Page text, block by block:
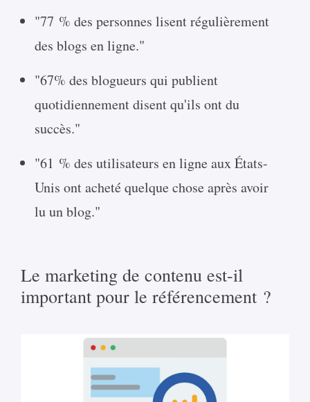
"77 % des personnes lisent régulièrement
des blogs en ligne."
"67% des blogueurs qui publient
quotidiennement disent qu'ils ont du
succès."
"61 % des utilisateurs en ligne aux États-
Unis ont acheté quelque chose après avoir
lu un blog."
Le marketing de contenu est-il
important pour le référencement ?